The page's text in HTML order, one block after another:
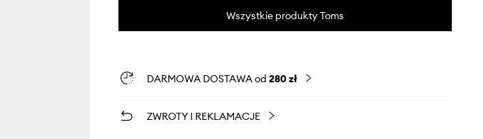
Wszystkie produkty Toms
DARMOWA DOSTAWA od 280 zł
ZWROTY I REKLAMACJE